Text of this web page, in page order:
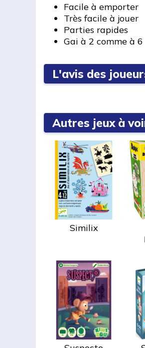
Facile à emporter
Très facile à jouer
Parties rapides
Gai à 2 comme à 6
L'avis des
Autres jeux à
Similix